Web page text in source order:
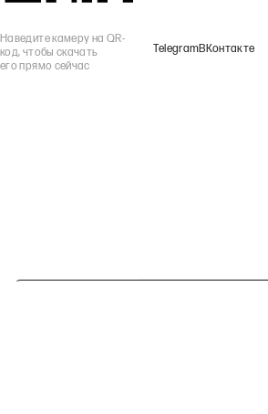
Наведите камеру на QR-
код, чтобы скачать
его прямо сейчас
TelegramВКонтакте